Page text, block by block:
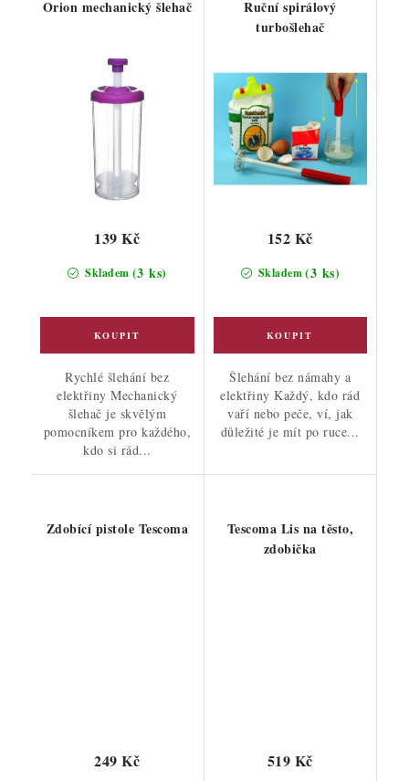
Orion mechanický šlehač
Skladem (3 ks)
139 Kč
Rychlé šlehání bez
elektřiny Mechanický
šlehač je skvělým
pomocníkem pro každého,
kdo si rád...
Ruční spirálový
turbošlehač
Skladem(3 ks)
152 Kč
Šlehání bez námahy a
elektřiny Každý, kdo rád
vaří nebo peče, ví, jak
důležité je mít po ruce...
Zdobící pistole Tescoma
249 Kč
Tescoma Lis na těsto,
zdobička
519 Kč